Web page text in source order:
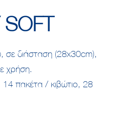
σε διάσταση (28x30cm),
χρήση.
14 πακέτα / κιβώτιο, 28